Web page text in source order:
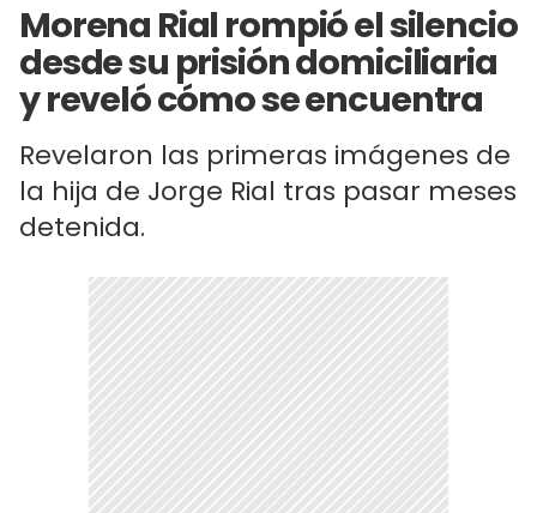
Morena Rial rompió el silencio
desde su prisión domiciliaria
y reveló cómo se encuentra
Revelaron las primeras imágenes de
la hija de Jorge Rial tras pasar meses
detenida.